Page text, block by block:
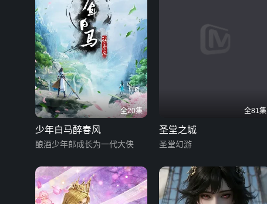
全20集
少年白马醉春风
酿酒少年郎成长为一代大侠
全81集
圣堂之城
圣堂幻游